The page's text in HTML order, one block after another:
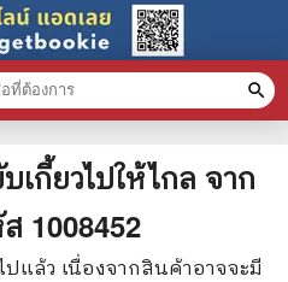
กี้ยวไปให้ไกล จาก
1008452
ปแล้ว เนื่องจากสินค้าอาจจะมี
search
มู่สินค้า clear